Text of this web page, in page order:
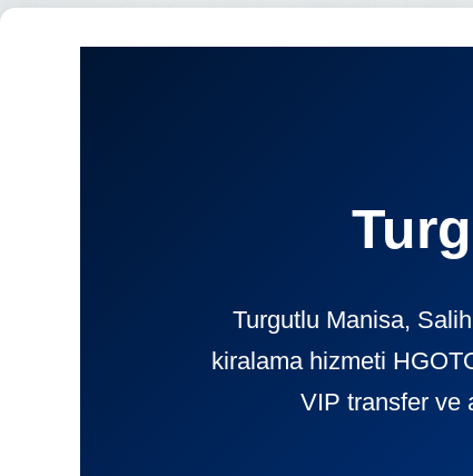
Turgutlu Manisa,
kiralama hizmeti
VIP transfer ve